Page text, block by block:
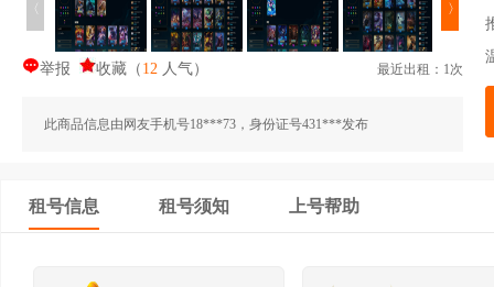
〈 〉
举报 收藏 （ 12 人气） 最近出租：1次
此商品信息由网友手机号18***73，身份证号431***发布
租号信息 租号须知 上号帮助